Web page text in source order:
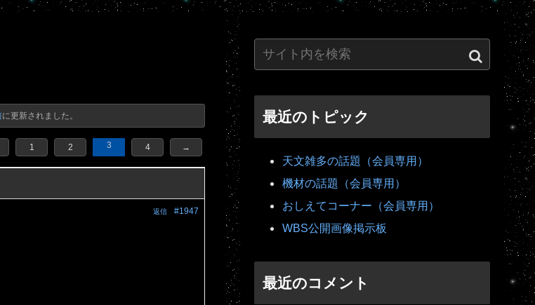
に更新されました。
1 2 3 4 →
#1947
返信
最近のトピック
天文雑多の話題（会員専用）
機材の話題（会員専用）
おしえてコーナー（会員専用）
WBS公開画像掲示板
最近のコメント